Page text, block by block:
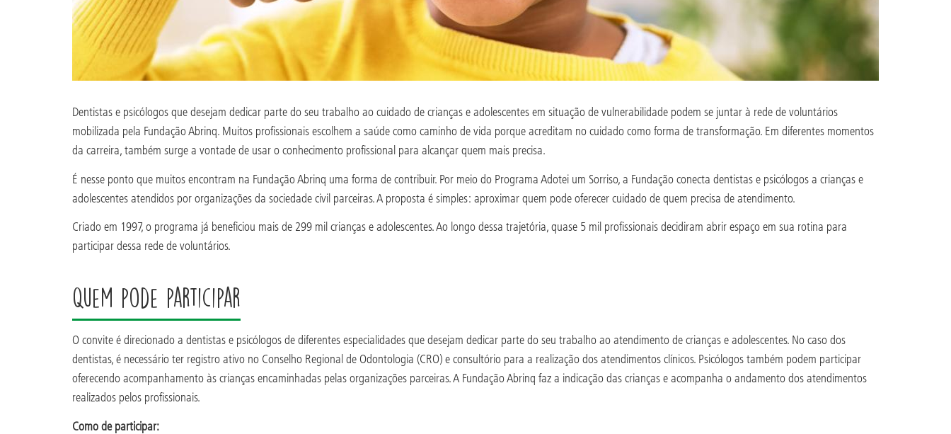
Dentistas e psicólogos que desejam dedicar parte do seu trabalho ao cuidado de crianças e adolescentes em situação de vulnerabilidade podem se juntar à rede de voluntários
mobilizada pela Fundação Abrinq. Muitos profissionais escolhem a saúde como caminho de vida porque acreditam no cuidado como forma de transformação. Em diferentes momentos
da carreira, também surge a vontade de usar o conhecimento profissional para alcançar quem mais precisa.
É nesse ponto que muitos encontram na Fundação Abrinq uma forma de contribuir. Por meio do Programa Adotei um Sorriso, a Fundação conecta dentistas e psicólogos a crianças e
adolescentes atendidos por organizações da sociedade civil parceiras. A proposta é simples: aproximar quem pode oferecer cuidado de quem precisa de atendimento.
Criado em 1997, o programa já beneficiou mais de 299 mil crianças e adolescentes. Ao longo dessa trajetória, quase 5 mil profissionais decidiram abrir espaço em sua rotina para
participar dessa rede de voluntários.
Quem pode participar
O convite é direcionado a dentistas e psicólogos de diferentes especialidades que desejam dedicar parte do seu trabalho ao atendimento de crianças e adolescentes. No caso dos
dentistas, é necessário ter registro ativo no Conselho Regional de Odontologia (CRO) e consultório para a realização dos atendimentos clínicos. Psicólogos também podem participar
oferecendo acompanhamento às crianças encaminhadas pelas organizações parceiras. A Fundação Abrinq faz a indicação das crianças e acompanha o andamento dos atendimentos
realizados pelos profissionais.
Como de participar: